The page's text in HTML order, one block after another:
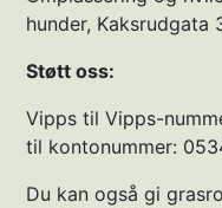
hunder, Kaksrudgata
Støtt oss:
Vipps til Vipps-
til kontonummer:
Du kan også gi